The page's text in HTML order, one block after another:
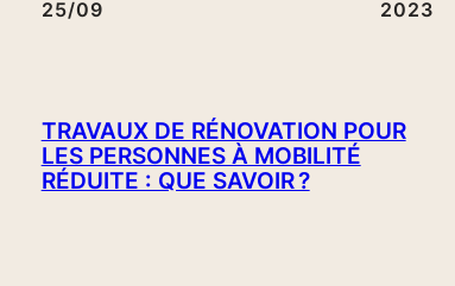
25/09 2023
TRAVAUX DE RÉNOVATION POUR
LES PERSONNES À MOBILITÉ
RÉDUITE : QUE SAVOIR ?